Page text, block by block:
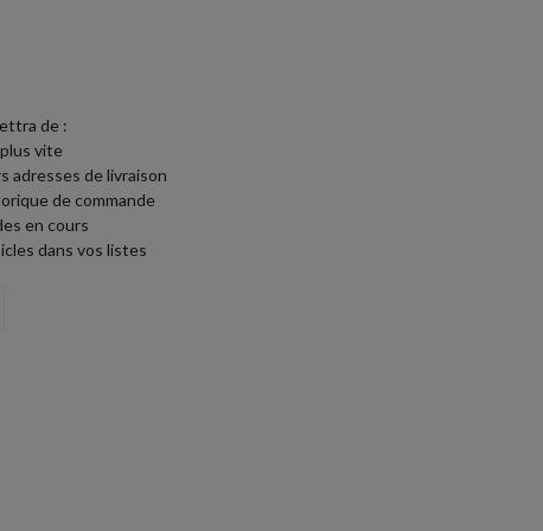
de :
vite
adresses de livraison
de commande
en cours
dans vos listes